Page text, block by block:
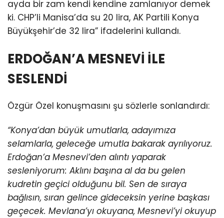
ayda bir zam kendi kendine zamlanıyor demek
ki. CHP’li Manisa’da su 20 lira, AK Partili Konya
Büyükşehir’de 32 lira” ifadelerini kullandı.
ERDOĞAN’A MESNEVİ İLE
SESLENDİ
Özgür Özel konuşmasını şu sözlerle sonlandırdı:
“Konya’dan büyük umutlarla, adayımıza
selamlarla, geleceğe umutla bakarak ayrılıyoruz.
Erdoğan’a Mesnevi’den alıntı yaparak
sesleniyorum: Aklını başına al da bu gelen
kudretin geçici olduğunu bil. Sen de sıraya
bağlısın, sıran gelince gideceksin yerine başkası
geçecek. Mevlana’yı okuyana, Mesnevi’yi okuyup